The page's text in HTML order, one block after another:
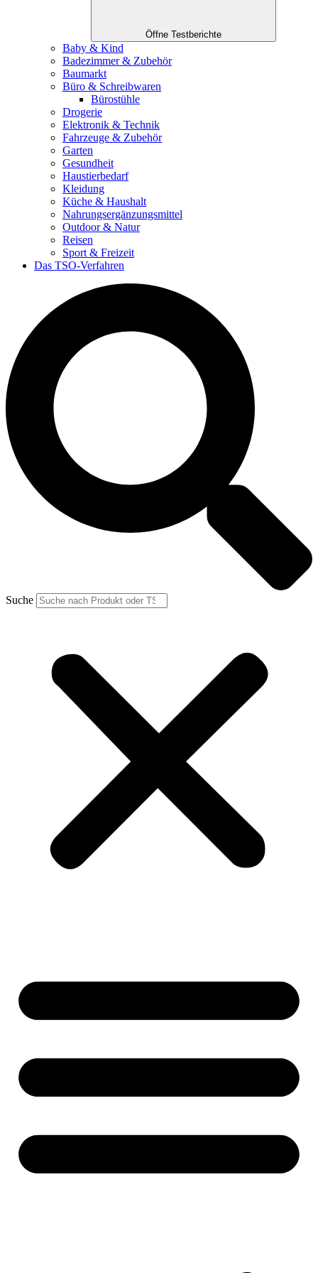
Öffne Testberichte
Baby & Kind
Badezimmer & Zubehör
Baumarkt
Büro & Schreibwaren
Bürostühle
Drogerie
Elektronik & Technik
Fahrzeuge & Zubehör
Garten
Gesundheit
Haustierbedarf
Kleidung
Küche & Haushalt
Nahrungsergänzungsmittel
Outdoor & Natur
Reisen
Sport & Freizeit
Das TSO-Verfahren
Suche